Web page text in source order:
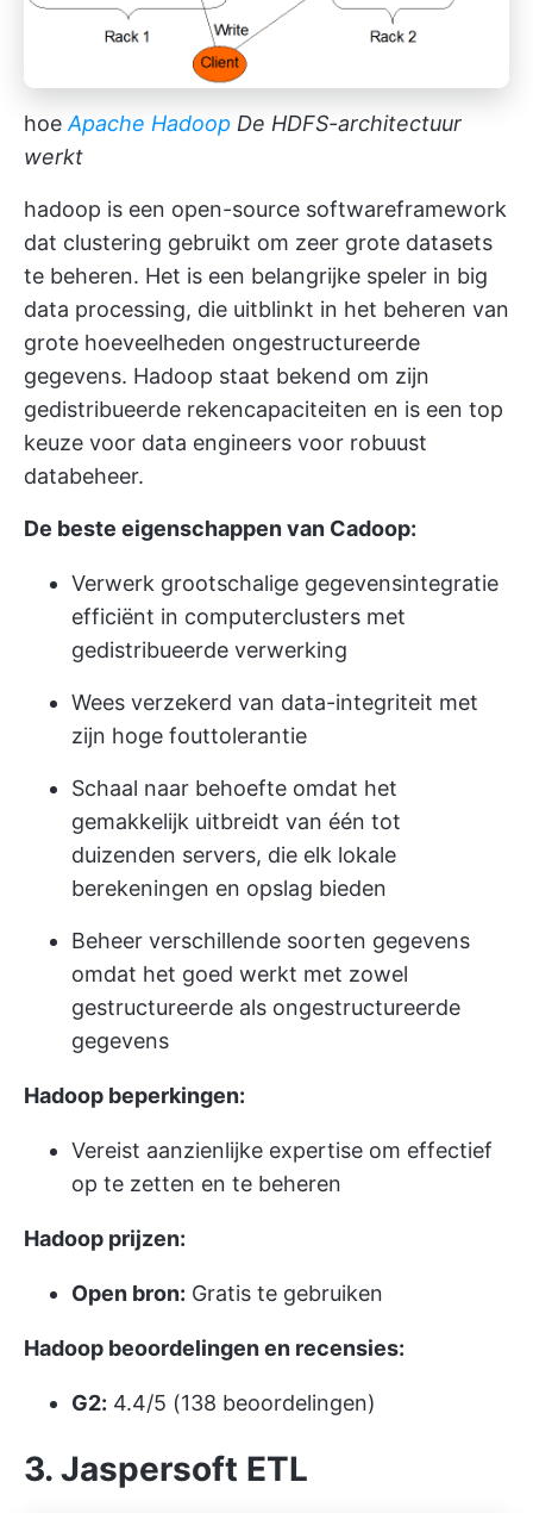
hoe Apache Hadoop De HDFS-architectuur
werkt
hadoop is een open-source softwareframework
dat clustering gebruikt om zeer grote datasets
te beheren. Het is een belangrijke speler in big
data processing, die uitblinkt in het beheren van
grote hoeveelheden ongestructureerde
gegevens. Hadoop staat bekend om zijn
gedistribueerde rekencapaciteiten en is een top
keuze voor data engineers voor robuust
databeheer.
De beste eigenschappen van Cadoop:
Verwerk grootschalige gegevensintegratie
efficiënt in computerclusters met
gedistribueerde verwerking
Wees verzekerd van data-integriteit met
zijn hoge fouttolerantie
Schaal naar behoefte omdat het
gemakkelijk uitbreidt van één tot
duizenden servers, die elk lokale
berekeningen en opslag bieden
Beheer verschillende soorten gegevens
omdat het goed werkt met zowel
gestructureerde als ongestructureerde
gegevens
Hadoop beperkingen:
Vereist aanzienlijke expertise om effectief
op te zetten en te beheren
Hadoop prijzen:
Open bron: Gratis te gebruiken
Hadoop beoordelingen en recensies:
G2: 4.4/5 (138 beoordelingen)
3. Jaspersoft ETL